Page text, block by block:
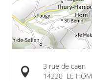
3 rue de caen
14220 LE HOM